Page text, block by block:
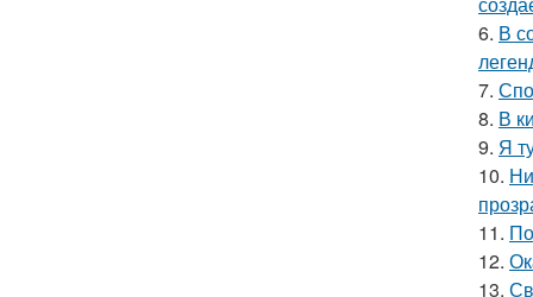
6. В
7.
8. В
9. Я
10.
11.
12.
13.